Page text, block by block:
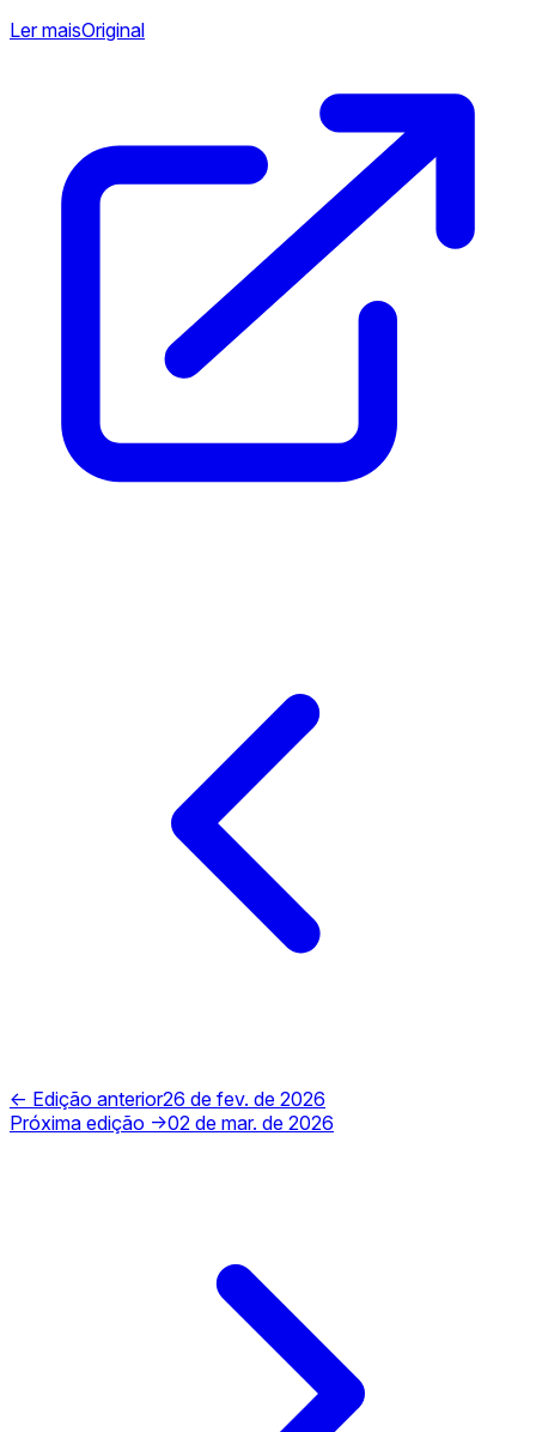
Ler maisOriginal
← Edição anterior26 de fev. de 2026
Próxima edição →02 de mar. de 2026